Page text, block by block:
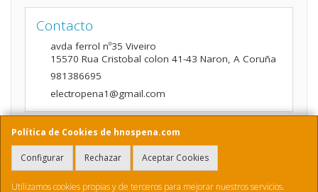
Política de Cookies de hnospena.com
Configurar Rechazar Aceptar Cookies
Utilizamos cookies propias y de terceros para mejorar nuestros servicios.
Contacto
avda ferrol nº35 Viveiro
15570 Rua Cristobal colon 41-43 Naron, A Coruña
981386695
electropena1@gmail.com
Horario
9:00 a 14:00 y de 16:00 A 20:00